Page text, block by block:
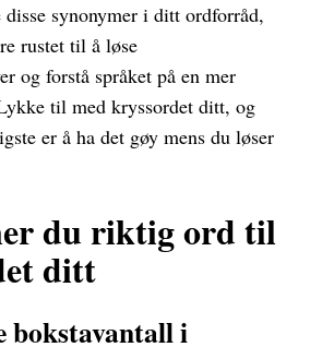
synonymer i ditt ordforråd,
rustet til å løse
og forstå språket på en mer
til med kryssordet ditt, og
er å ha det gøy mens du løser
du riktig ord til
ditt
bokstavantall i